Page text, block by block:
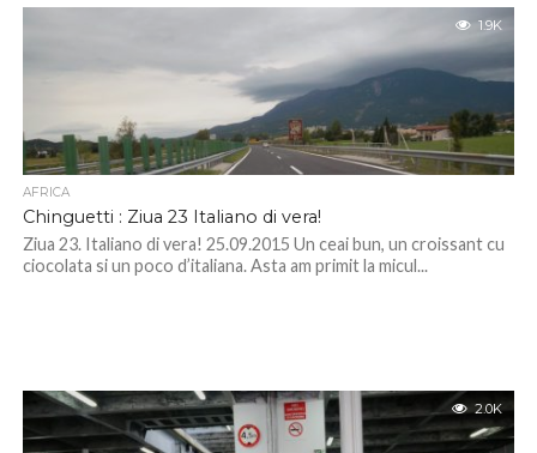
1.9K
AFRICA
Chinguetti : Ziua 23 Italiano di vera!
Ziua 23. Italiano di vera! 25.09.2015 Un ceai bun, un croissant cu
ciocolata si un poco d’italiana. Asta am primit la micul...
2.0K